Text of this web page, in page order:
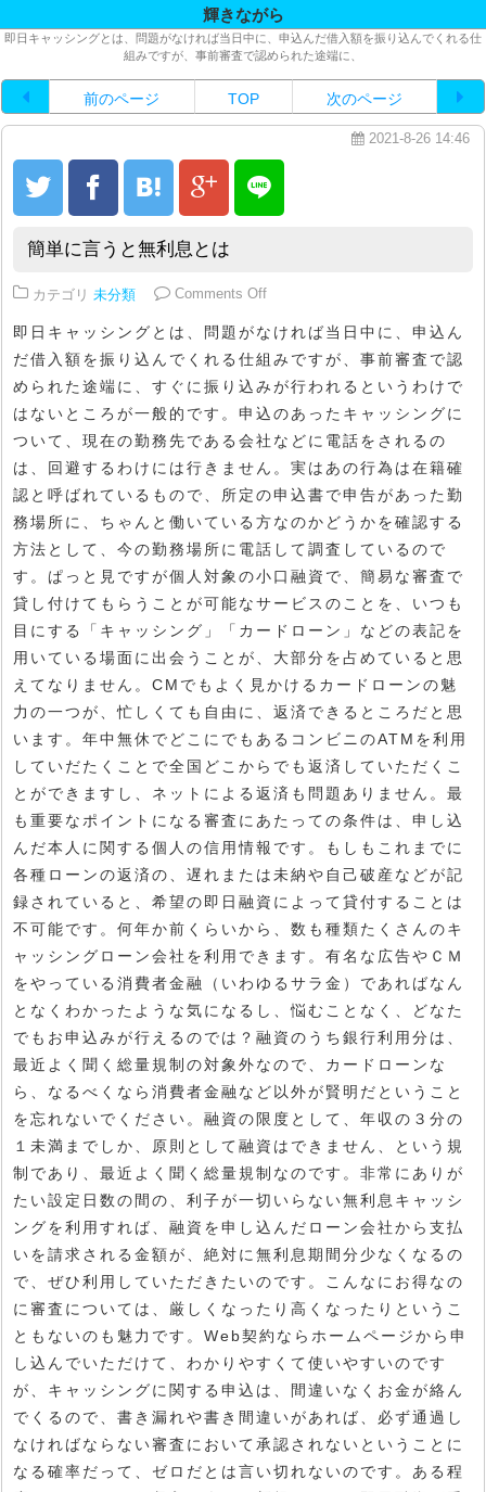
輝きながら
即日キャッシングとは、問題がなければ当日中に、申込んだ借入額を振り込んでくれる仕
組みですが、事前審査で認められた途端に、
前のページ TOP 次のページ
2021-8-26 14:46
簡単に言うと無利息とは
カテゴリ 未分類 Comments Offon 簡単に言うと無利息とは
即日キャッシングとは、問題がなければ当日中に、申込ん
だ借入額を振り込んでくれる仕組みですが、事前審査で認
められた途端に、すぐに振り込みが行われるというわけで
はないところが一般的です。申込のあったキャッシングに
ついて、現在の勤務先である会社などに電話をされるの
は、回避するわけには行きません。実はあの行為は在籍確
認と呼ばれているもので、所定の申込書で申告があった勤
務場所に、ちゃんと働いている方なのかどうかを確認する
方法として、今の勤務場所に電話して調査しているので
す。ぱっと見ですが個人対象の小口融資で、簡易な審査で
貸し付けてもらうことが可能なサービスのことを、いつも
目にする「キャッシング」「カードローン」などの表記を
用いている場面に出会うことが、大部分を占めていると思
えてなりません。CMでもよく見かけるカードローンの魅
力の一つが、忙しくても自由に、返済できるところだと思
います。年中無休でどこにでもあるコンビニのATMを利用
していだたくことで全国どこからでも返済していただくこ
とができますし、ネットによる返済も問題ありません。最
も重要なポイントになる審査にあたっての条件は、申し込
んだ本人に関する個人の信用情報です。もしもこれまでに
各種ローンの返済の、遅れまたは未納や自己破産などが記
録されていると、希望の即日融資によって貸付することは
不可能です。何年か前くらいから、数も種類たくさんのキ
ャッシングローン会社を利用できます。有名な広告やＣＭ
をやっている消費者金融（いわゆるサラ金）であればなん
となくわかったような気になるし、悩むことなく、どなた
でもお申込みが行えるのでは？融資のうち銀行利用分は、
最近よく聞く総量規制の対象外なので、カードローンな
ら、なるべくなら消費者金融など以外が賢明だということ
を忘れないでください。融資の限度として、年収の３分の
１未満までしか、原則として融資はできません、という規
制であり、最近よく聞く総量規制なのです。非常にありが
たい設定日数の間の、利子が一切いらない無利息キャッシ
ングを利用すれば、融資を申し込んだローン会社から支払
いを請求される金額が、絶対に無利息期間分少なくなるの
で、ぜひ利用していただきたいのです。こんなにお得なの
に審査については、厳しくなったり高くなったりというこ
ともないのも魅力です。Web契約ならホームページから申
し込んでいただけて、わかりやすくて使いやすいのです
が、キャッシングに関する申込は、間違いなくお金が絡ん
でくるので、書き漏れや書き間違いがあれば、必ず通過し
なければならない審査において承認されないということに
なる確率だって、ゼロだとは言い切れないのです。ある程